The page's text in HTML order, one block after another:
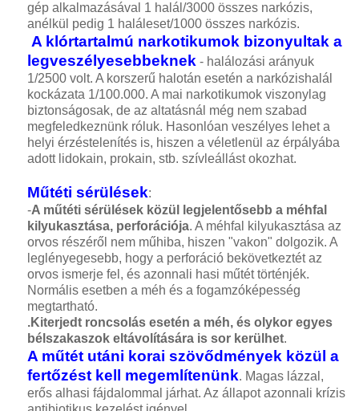
gép alkalmazásával 1 halál/3000 összes narkózis,
anélkül pedig 1 haláleset/1000 összes narkózis.
A klórtartalmú narkotikumok bizonyultak a
legveszélyesebbeknek - halálozási arányuk
1/2500 volt. A korszerű halotán esetén a narkózishalál
kockázata 1/100.000. A mai narkotikumok viszonylag
biztonságosak, de az altatásnál még nem szabad
megfeledkeznünk róluk. Hasonlóan veszélyes lehet a
helyi érzéstelenítés is, hiszen a véletlenül az érpályába
adott lidokain, prokain, stb. szívleállást okozhat.
Műtéti sérülések:
-A műtéti sérülések közül legjelentősebb a méhfal
kilyukasztása, perforációja. A méhfal kilyukasztása az
orvos részéről nem műhiba, hiszen "vakon" dolgozik. A
leglényegesebb, hogy a perforáció bekövetkeztét az
orvos ismerje fel, és azonnali hasi műtét történjék.
Normális esetben a méh és a fogamzóképesség
megtartható.
.Kiterjedt roncsolás esetén a méh, és olykor egyes
bélszakaszok eltávolítására is sor kerülhet.
A műtét utáni korai szövődmények közül a
fertőzést kell megemlítenünk. Magas lázzal,
erős alhasi fájdalommal járhat. Az állapot azonnali krízis